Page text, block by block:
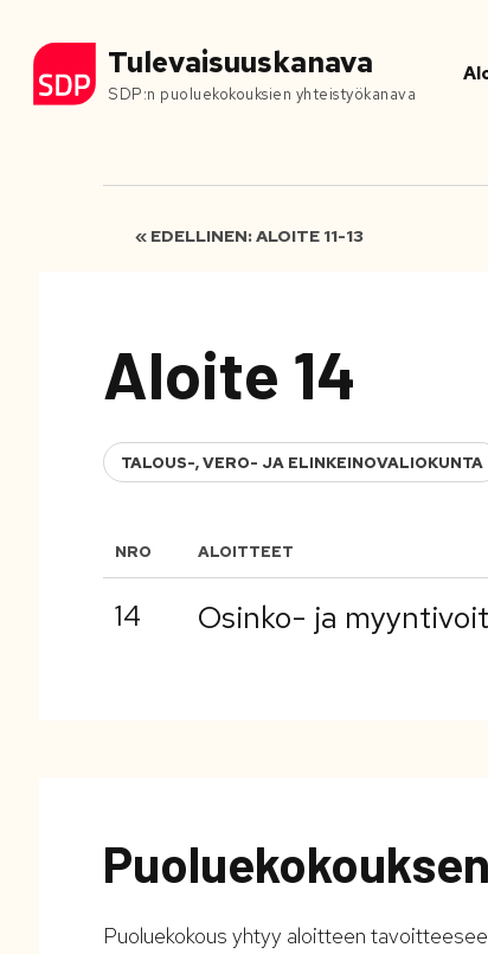
Tulevaisuuskanava
SDP:n puoluekokouksien yhteistyökanava
« EDELLINEN: ALOITE 11-13
Aloite 14
TALOUS-, VERO- JA ELINKEINOVALIOKUNTA
NRO ALOITTEET
14 Osinko- ja
Puoluekokous yhtyy aloitteen